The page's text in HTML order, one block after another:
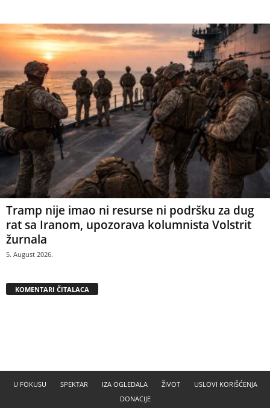
Tramp nije imao ni resurse ni podršku za dug
rat sa Iranom, upozorava kolumnista Volstrit
žurnala
5. August 2026.
KOMENTARI ČITALACA
U FOKUSU SPEKTAR IZA OGLEDALA ŽIVOT
USLOVI KORIŠĆENJA
DONACIJE